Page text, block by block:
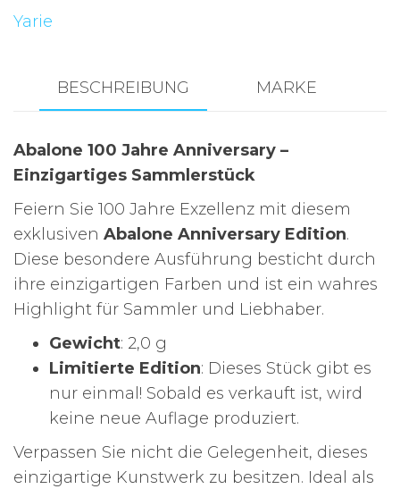
Einzigartiges
Menge
Yarie
BESCHREIBUNG MARKE
Abalone 100 Jahre Anniversary –
Einzigartiges Sammlerstück
Feiern Sie 100 Jahre Exzellenz mit diesem
exklusiven Abalone Anniversary Edition.
Diese besondere Ausführung besticht durch
ihre einzigartigen Farben und ist ein wahres
Highlight für Sammler und Liebhaber.
Gewicht: 2,0 g
Limitierte Edition: Dieses Stück gibt es
nur einmal! Sobald es verkauft ist, wird
keine neue Auflage produziert.
Verpassen Sie nicht die Gelegenheit, dieses
einzigartige Kunstwerk zu besitzen. Ideal als